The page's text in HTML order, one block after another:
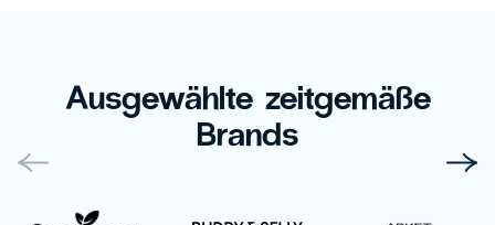
Ausgewählte zeitgemäße
Brands